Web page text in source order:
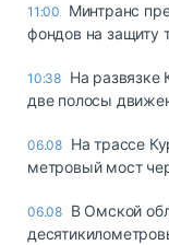
11:00
Минтранс
фондов на защиту
10:38 На
две полосы
06.08 На трассе
метровый мост
06.08 В Омской